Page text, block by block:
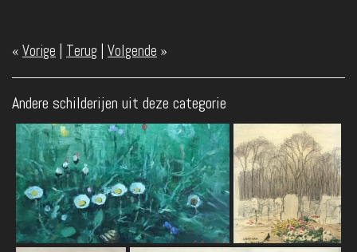
« Vorige | Terug | Volgende »
Andere schilderijen uit deze categorie